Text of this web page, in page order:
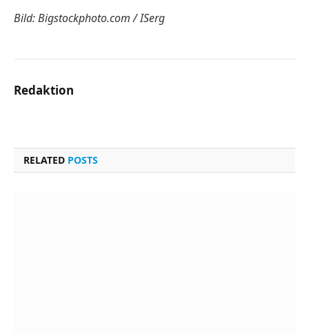
Bild: Bigstockphoto.com / ISerg
Redaktion
RELATED POSTS